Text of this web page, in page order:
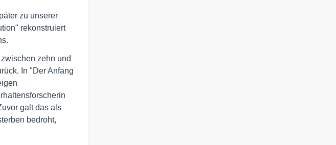
zu unserer
rekonstruiert
zehn und
In "Der Anfang
galt das als
bedroht,